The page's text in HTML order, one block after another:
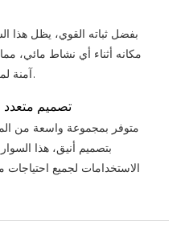
بفضل ثباته القوي، يظل هذا
مكانه أثناء أي نشاط مائي،
آمنة لمزيد من الثقة.
تصميم متعدد
متوفر بمجموعة واسعة من
بتصميم أنيق، هذا
الاستخدامات لجميع احتياجات